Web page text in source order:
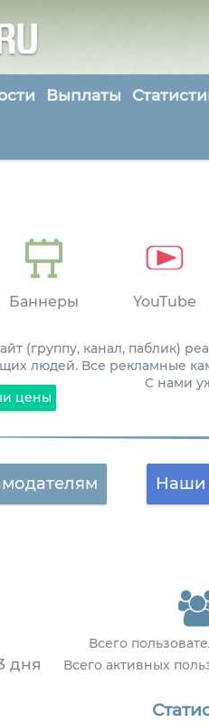
Выплаты
Баннеры YouTube
(группу, канал, паблик)
людей. Все рекламные
С нами
цены
Наши
дня
Всего
Всего активных